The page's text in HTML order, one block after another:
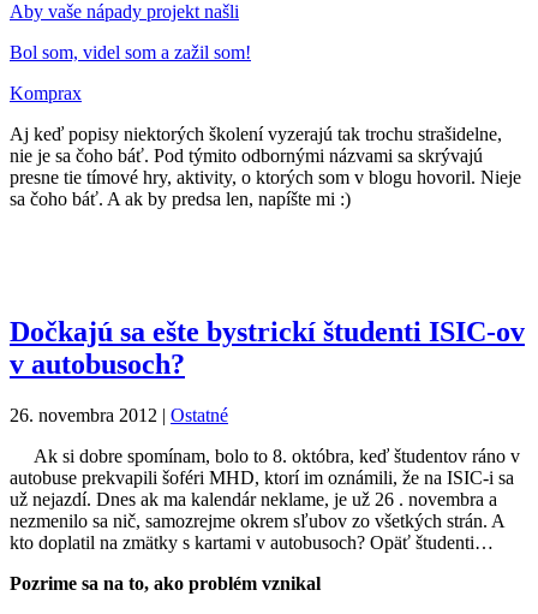
Aby vaše nápady projekt našli
Bol som, videl som a zažil som!
Komprax
Aj keď popisy niektorých školení vyzerajú tak trochu strašidelne,
nie je sa čoho báť. Pod týmito odbornými názvami sa skrývajú
presne tie tímové hry, aktivity, o ktorých som v blogu hovoril. Nieje
sa čoho báť. A ak by predsa len, napíšte mi :)
Dočkajú sa ešte bystrickí študenti ISIC-ov
v autobusoch?
26. novembra 2012 | Ostatné
Ak si dobre spomínam, bolo to 8. októbra, keď študentov ráno v
autobuse prekvapili šoféri MHD, ktorí im oznámili, že na ISIC-i sa
už nejazdí. Dnes ak ma kalendár neklame, je už 26 . novembra a
nezmenilo sa nič, samozrejme okrem sľubov zo všetkých strán. A
kto doplatil na zmätky s kartami v autobusoch? Opäť študenti…
Pozrime sa na to, ako problém vznikal